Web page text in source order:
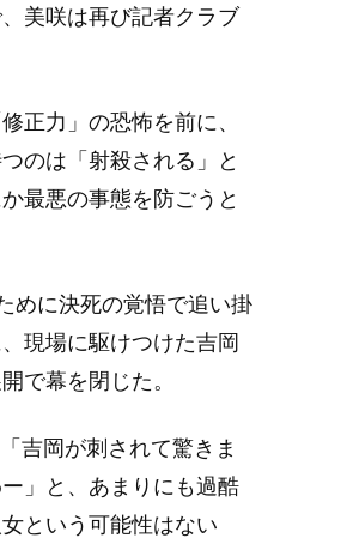
美咲は再び記者クラブ
正力」の恐怖を前に、
のは「射殺される」と
最悪の事態を防ごうと
めに決死の覚悟で追い掛
現場に駆けつけた吉岡
で幕を閉じた。
吉岡が刺されて驚きま
」と、あまりにも過酷
という可能性はない